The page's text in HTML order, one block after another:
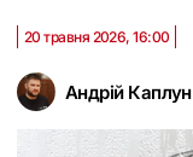
Андрій Каплун
20 травня 2026, 16:00